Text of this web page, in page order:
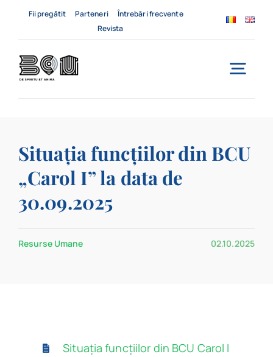
Fii pregătit Parteneri
Întrebări frecvente
Revista
Despre noi
Servicii
Situația funcțiilor din BCU
„Carol I” la data de
30.09.2025
Resurse Umane 02.10.2025
Situația funcțiilor din BCU Carol I